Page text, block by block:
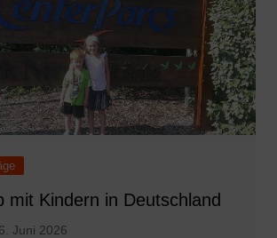
mit Kindern in Deutschland
Juni 2026